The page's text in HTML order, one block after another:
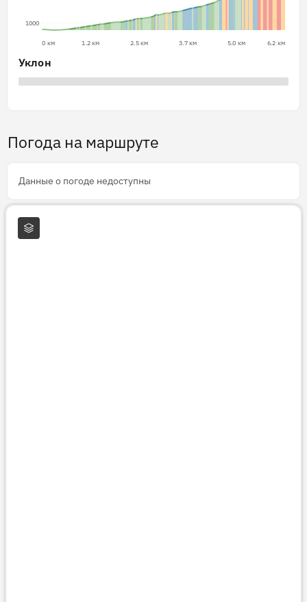
1000
0 км 1.2 км 2.5 км 3.7 км 5.0 км 6.2 км
Уклон
Погода на маршруте
Данные о погоде недоступны